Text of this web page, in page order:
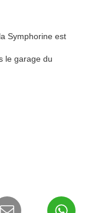
Symphorine est
le garage du